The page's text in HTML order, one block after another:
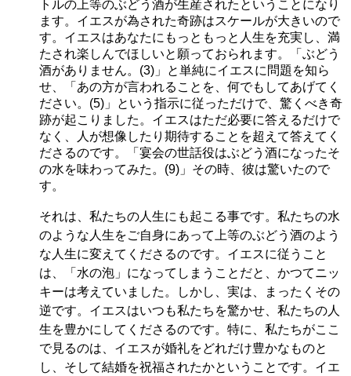
トルの上等のぶどう酒が生産されたということになり
ます。イエスが為された奇跡はスケールが大きいので
す。イエスはあなたにもっともっと人生を充実し、満
たされ楽しんでほしいと願っておられます。「ぶどう
酒がありません。(3)」と単純にイエスに問題を知ら
せ、「あの方が言われることを、何でもしてあげてく
ださい。(5)」という指示に従っただけで、驚くべき奇
跡が起こりました。イエスはただ必要に答えるだけで
なく、人が想像したり期待することを超えて答えてく
ださるのです。「宴会の世話役はぶどう酒になったそ
の水を味わってみた。(9)」その時、彼は驚いたので
す。
それは、私たちの人生にも起こる事です。私たちの水
のような人生をご自身にあって上等のぶどう酒のよう
な人生に変えてくださるのです。イエスに従うこと
は、「水の泡」になってしまうことだと、かつてニッ
キーは考えていました。しかし、実は、まったくその
逆です。イエスはいつも私たちを驚かせ、私たちの人
生を豊かにしてくださるのです。特に、私たちがここ
で見るのは、イエスが婚礼をどれだけ豊かなものと
し、そして結婚を祝福されたかということです。イエ